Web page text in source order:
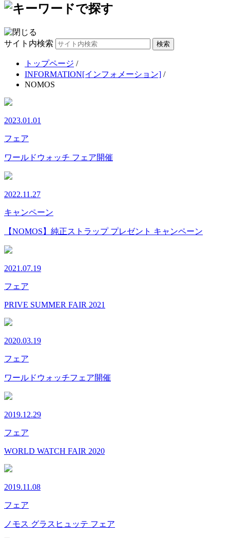
サイト内検索
トップページ /
INFORMATION[インフォメーション] /
NOMOS
2023.01.01
フェア
ワールドウォッチ フェア開催
2022.11.27
キャンペーン
【NOMOS】純正ストラップ プレゼント キャンペーン
2021.07.19
フェア
PRIVE SUMMER FAIR 2021
2020.03.19
フェア
ワールドウォッチフェア開催
2019.12.29
フェア
WORLD WATCH FAIR 2020
2019.11.08
フェア
ノモス グラスヒュッテ フェア